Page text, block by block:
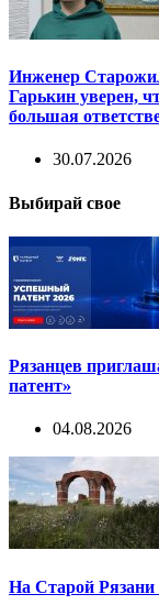
Инженер
Гарькин уверен,
большая
30.07.2026
Выбирай свое
Рязанцев
патент»
04.08.2026
На Старой Рязани